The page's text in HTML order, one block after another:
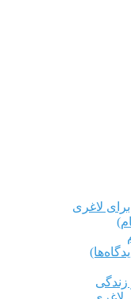
لاغری
زندگی